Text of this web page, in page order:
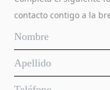
contacto contigo a la